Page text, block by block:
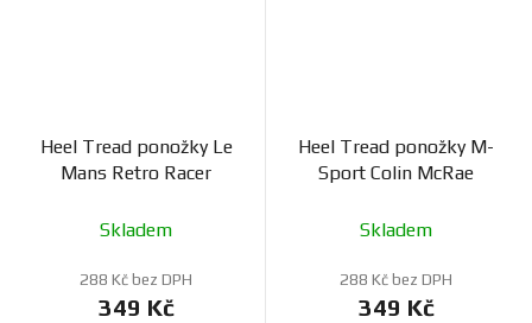
Heel Tread ponožky Le
Mans Retro Racer
Skladem
288 Kč bez DPH
349 Kč
Heel Tread ponožky M-
Sport Colin McRae
Skladem
288 Kč bez DPH
349 Kč